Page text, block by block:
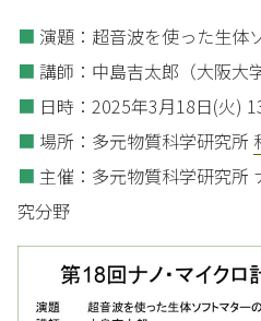
■ 演題：超音波を使った生体
■ 講師：中島吉太郎（大阪大
■ 日時：2025年3月18日(火)
■ 場所：多元物質科学研究所
■ 主催：多元物質科学研究所
究分野